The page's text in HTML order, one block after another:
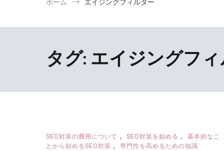
ホーム エイジングフィルター
タグ:エイジングフ
SEO対策の費用について , SEO対策を始める ,
基本的なこ
とから始めるSEO対策 ,
専門性を高めるための知識